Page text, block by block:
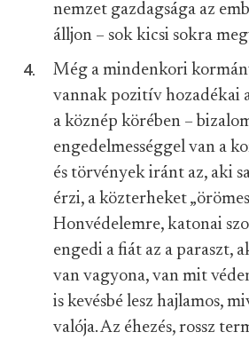
nemzet gazdagsága az
álljon – sok kicsi sokra
Még a mindenkori
vannak pozitív hozadékai
a köznép körében –
engedelmességgel van a
és törvények iránt az, aki
érzi, a közterheket
Honvédelemre, katonai
engedi a fiát az a paraszt,
van vagyona, van mit
is kevésbé lesz hajlamos,
valója. Az éhezés, rossz